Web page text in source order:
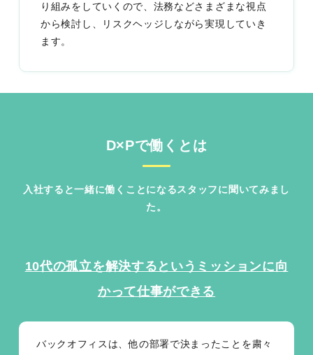
り組みをしていくので、法務などさまざまな視点
から検討し、リスクヘッジしながら実現していき
ます。
D×Pで働くとは
入社すると一緒に働くことになるスタッフに聞いてみまし
た。
10代の孤立を解決するというミッションに向
かって仕事ができる
バックオフィスは、他の部署で決まったことを粛々